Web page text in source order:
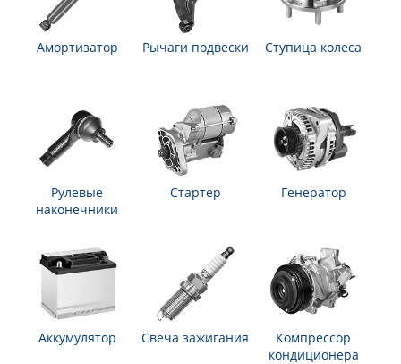
Амортизатор Рычаги подвески Ступица колеса
Рулевые
наконечники
Стартер Генератор
Аккумулятор Свеча зажигания
Компрессор
кондиционера